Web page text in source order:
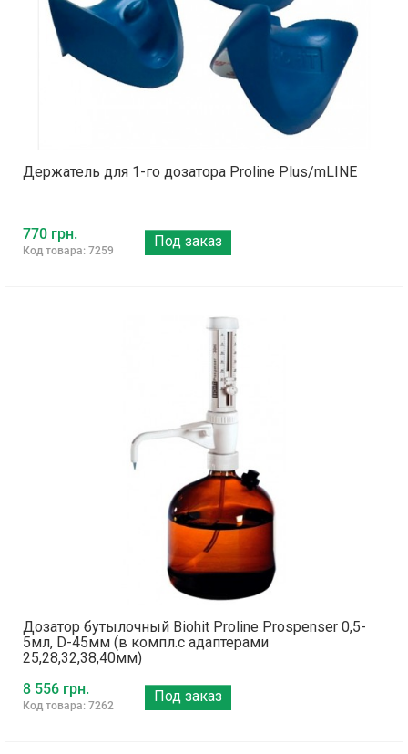
Держатель для 1-го дозатора Proline Plus/mLINE
770 грн.
Код товара: 7259
Под заказ
Дозатор бутылочный Biohit Proline Prospenser 0,5-
5мл, D-45мм (в компл.с адаптерами
25,28,32,38,40мм)
8 556 грн.
Код товара: 7262
Под заказ